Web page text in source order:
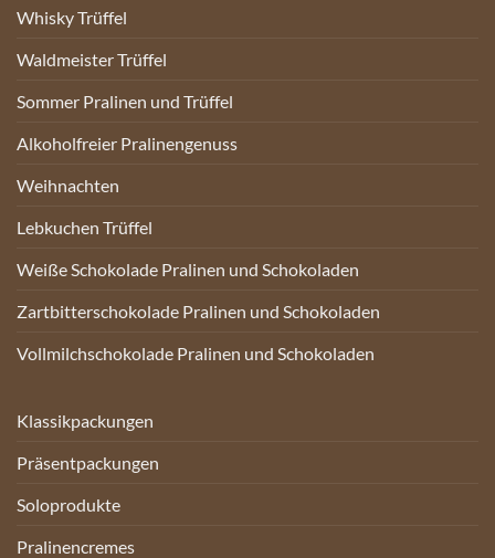
Whisky Trüffel
Waldmeister Trüffel
Sommer Pralinen und Trüffel
Alkoholfreier Pralinengenuss
Weihnachten
Lebkuchen Trüffel
Weiße Schokolade Pralinen und Schokoladen
Zartbitterschokolade Pralinen und Schokoladen
Vollmilchschokolade Pralinen und Schokoladen
Klassikpackungen
Präsentpackungen
Soloprodukte
Pralinencremes